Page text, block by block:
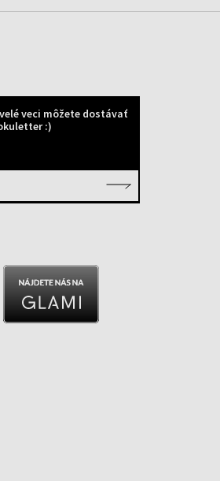
veci môžete dostávať
:)